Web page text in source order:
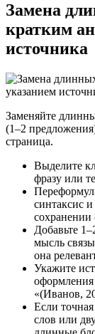
Замена
кратким
источника
Заменяйте
(1–2
страница.
Выделите
фразу или
синтаксис
сохранении
Добавьте
мысль
она
Укажите
оформления
«(Иванов,
Если
слов или